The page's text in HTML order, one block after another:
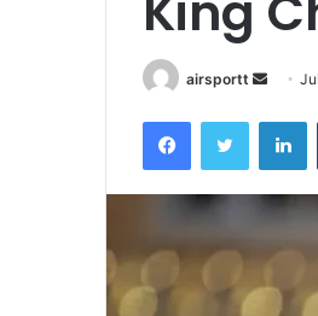
airsportt
d
a